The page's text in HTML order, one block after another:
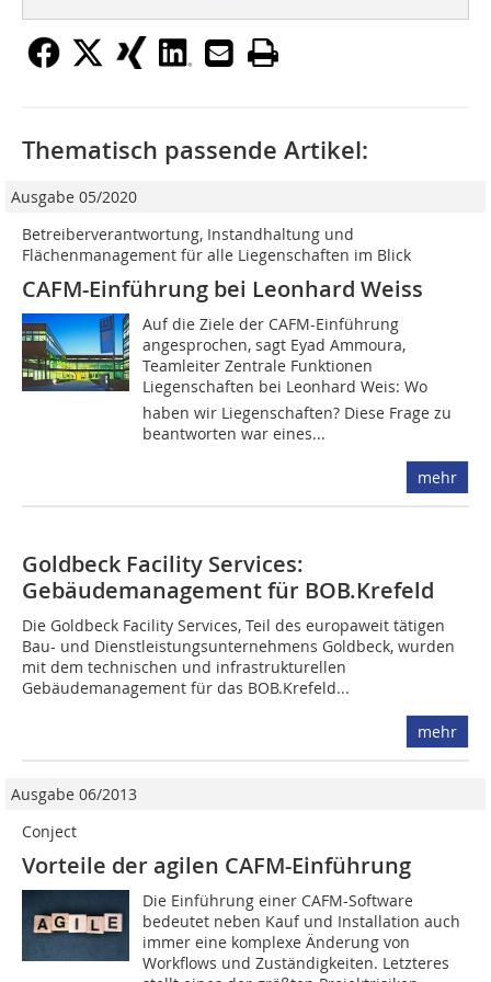
Thematisch passende Artikel:
Ausgabe 05/2020
Betreiberverantwortung, Instandhaltung und
Flächenmanagement für alle Liegenschaften im Blick
CAFM-Einführung bei Leonhard Weiss
Auf die Ziele der CAFM-Einführung
angesprochen, sagt Eyad Ammoura,
Teamleiter Zentrale Funktionen
Liegenschaften bei Leonhard Weis: Wo
haben wir Liegenschaften? Diese Frage zu
beantworten war eines...
mehr
Goldbeck Facility Services:
Gebäudemanagement für BOB.Krefeld
Die Goldbeck Facility Services, Teil des europaweit tätigen
Bau- und Dienstleistungsunternehmens Goldbeck, wurden
mit dem technischen und infrastrukturellen
Gebäudemanagement für das BOB.Krefeld...
mehr
Ausgabe 06/2013
Conject
Vorteile der agilen CAFM-Einführung
Die Einführung einer CAFM-Software
bedeutet neben Kauf und Installation auch
immer eine komplexe Änderung von
Workflows und Zuständigkeiten. Letzteres